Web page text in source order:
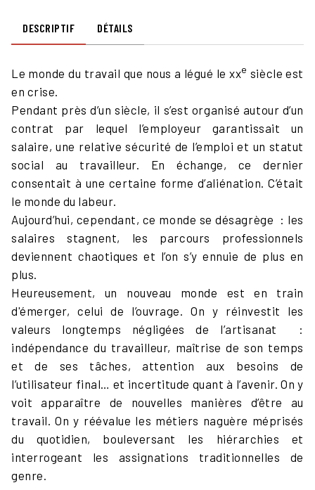
DESCRIPTIF DÉTAILS
Le monde du travail que nous a légué le xxe siècle est
en crise.
Pendant près d’un siècle, il s’est organisé autour d’un
contrat par lequel l’employeur garantissait un
salaire, une relative sécurité de l’emploi et un statut
social au travailleur. En échange, ce dernier
consentait à une certaine forme d’aliénation. C’était
le monde du labeur.
Aujourd’hui, cependant, ce monde se désagrège : les
salaires stagnent, les parcours professionnels
deviennent chaotiques et l’on s’y ennuie de plus en
plus.
Heureusement, un nouveau monde est en train
d'émerger, celui de l’ouvrage. On y réinvestit les
valeurs longtemps négligées de l’artisanat :
indépendance du travailleur, maîtrise de son temps
et de ses tâches, attention aux besoins de
l’utilisateur final… et incertitude quant à l’avenir. On y
voit apparaître de nouvelles manières d’être au
travail. On y réévalue les métiers naguère méprisés
du quotidien, bouleversant les hiérarchies et
interrogeant les assignations traditionnelles de
genre.